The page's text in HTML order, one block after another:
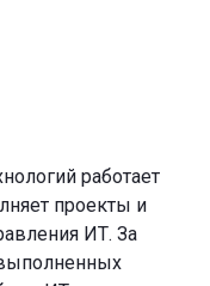
работает
проекты и
ИТ. За